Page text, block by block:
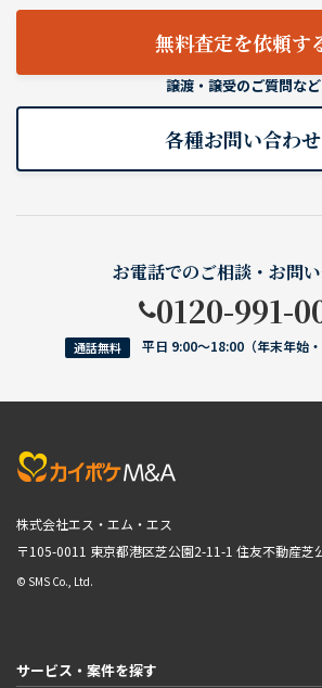
無料査定を依頼す
譲渡・譲受のご質問など
各種お問い合わせ
お電話でのご相談・お問
0120-991-
通話無料 平日 9:00〜18:00（年末年始・
株式会社エス・エム・エス
〒105-0011 東京都港区芝公園2-11-1 住友不動産芝
© SMS Co., Ltd.
サービス・案件を探す